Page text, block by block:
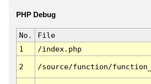
PHP Debug
No. File
1
/index.php
2 /source/function/